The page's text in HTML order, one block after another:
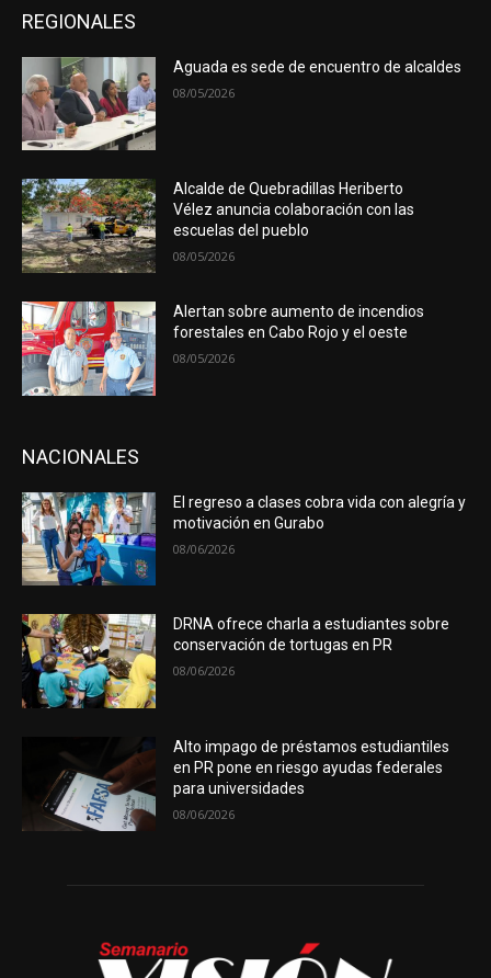
REGIONALES
Aguada es sede de encuentro de alcaldes
08/05/2026
Alcalde de Quebradillas Heriberto
Vélez anuncia colaboración con las
escuelas del pueblo
08/05/2026
Alertan sobre aumento de incendios
forestales en Cabo Rojo y el oeste
08/05/2026
NACIONALES
El regreso a clases cobra vida con alegría y
motivación en Gurabo
08/06/2026
DRNA ofrece charla a estudiantes sobre
conservación de tortugas en PR
08/06/2026
Alto impago de préstamos estudiantiles
en PR pone en riesgo ayudas federales
para universidades
08/06/2026